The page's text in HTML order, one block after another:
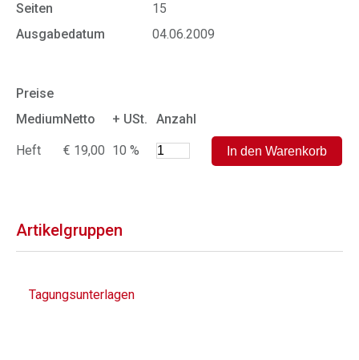
Seiten
15
Ausgabedatum
04.06.2009
Preise
MediumNetto + USt. Anzahl
Heft € 19,00 10 %
Artikelgruppen
Tagungsunterlagen